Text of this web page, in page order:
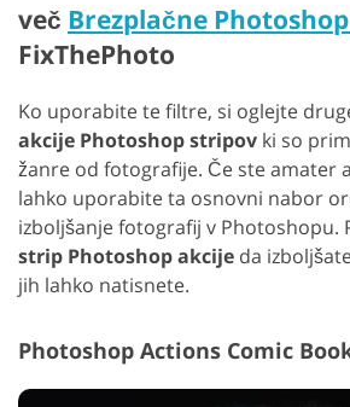
več Brezplačne
FixThePhoto
Ko uporabite te filtre, si oglejte
akcije Photoshop stripov ki so
žanre od fotografije. Če ste amater
lahko uporabite ta osnovni nabor
izboljšanje fotografij v Photoshopu.
strip Photoshop akcije da
jih lahko natisnete.